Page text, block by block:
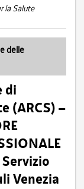
la Salute
delle
di
(ARCS) –
Venezia